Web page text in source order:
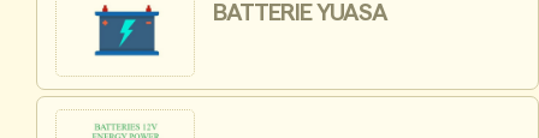
BATTERIE YUASA